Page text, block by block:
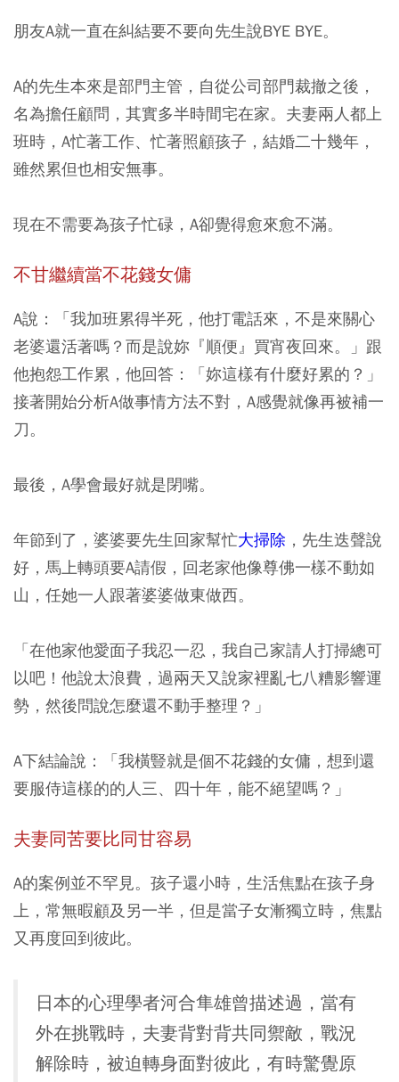
朋友A就一直在糾結要不要向先生說BYE BYE。
A的先生本來是部門主管，自從公司部門裁撤之後，
名為擔任顧問，其實多半時間宅在家。夫妻兩人都上
班時，A忙著工作、忙著照顧孩子，結婚二十幾年，
雖然累但也相安無事。
現在不需要為孩子忙碌，A卻覺得愈來愈不滿。
不甘繼續當不花錢女傭
A說：「我加班累得半死，他打電話來，不是來關心
老婆還活著嗎？而是說妳『順便』買宵夜回來。」跟
他抱怨工作累，他回答：「妳這樣有什麼好累的？」
接著開始分析A做事情方法不對，A感覺就像再被補一
刀。
最後，A學會最好就是閉嘴。
年節到了，婆婆要先生回家幫忙大掃除 ，先生迭聲說
好，馬上轉頭要A請假，回老家他像尊佛一樣不動如
山，任她一人跟著婆婆做東做西。
「在他家他愛面子我忍一忍，我自己家請人打掃總可
以吧！他說太浪費，過兩天又說家裡亂七八糟影響運
勢，然後問說怎麼還不動手整理？」
A下結論說：「我橫豎就是個不花錢的女傭，想到還
要服侍這樣的的人三、四十年，能不絕望嗎？」
夫妻同苦要比同甘容易
A的案例並不罕見。孩子還小時，生活焦點在孩子身
上，常無暇顧及另一半，但是當子女漸獨立時，焦點
又再度回到彼此。
日本的心理學者河合隼雄曾描述過，當有
外在挑戰時，夫妻背對背共同禦敵，戰況
解除時，被迫轉身面對彼此，有時驚覺原